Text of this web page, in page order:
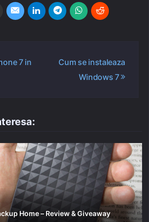
7 in
Cum se instaleaza
Windows 7
Home – Review & Giveaway